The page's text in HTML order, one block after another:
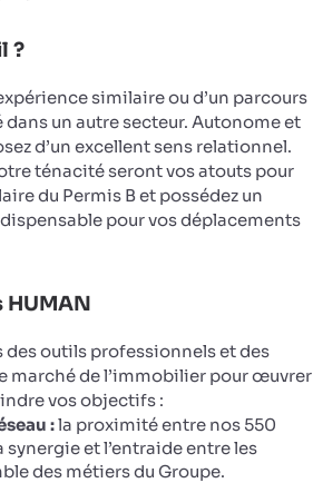
?
similaire ou d’un parcours
un autre secteur. Autonome et
d’un excellent sens relationnel.
ténacité seront vos atouts pour
du Permis B et possédez un
pour vos déplacements
HUMAN
des outils professionnels et des
marché de l’immobilier pour œuvrer
vos objectifs :
:la proximité entre nos 550
et l’entraide entre les
des métiers du Groupe.